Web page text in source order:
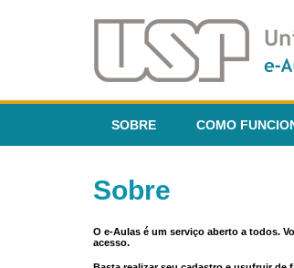
SOBRE COMO
Sobre
O e-Aulas é um serviço aberto a todos.
acesso.